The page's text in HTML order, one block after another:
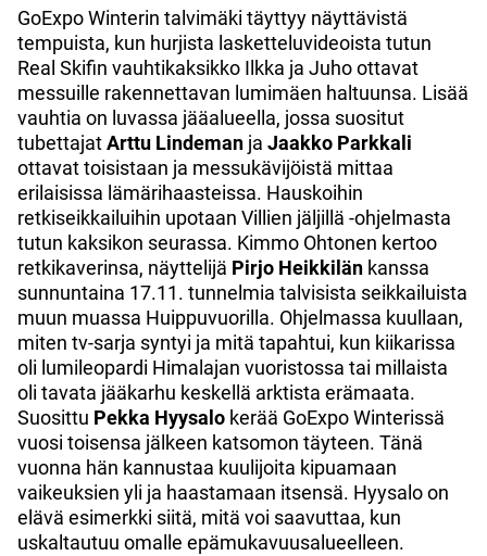
GoExpo Winterin talvimäki täyttyy näyttävistä
tempuista, kun hurjista lasketteluvideoista tutun
Real Skifin vauhtikaksikko Ilkka ja Juho ottavat
messuille rakennettavan lumimäen haltuunsa. Lisää
vauhtia on luvassa jääalueella, jossa suositut
tubettajatArttu Lindeman ja Jaakko Parkkali
ottavat toisistaan ja messukävijöistä mittaa
erilaisissa lämärihaasteissa. Hauskoihin
retkiseikkailuihin upotaan Villien jäljillä -ohjelmasta
tutun kaksikon seurassa. Kimmo Ohtonen kertoo
retkikaverinsa, näyttelijä Pirjo Heikkilän kanssa
sunnuntaina 17.11. tunnelmia talvisista seikkailuista
muun muassa Huippuvuorilla. Ohjelmassa kuullaan,
miten tv-sarja syntyi ja mitä tapahtui, kun kiikarissa
oli lumileopardi Himalajan vuoristossa tai millaista
oli tavata jääkarhu keskellä arktista erämaata.
Suosittu Pekka Hyysalo kerää GoExpo Winterissä
vuosi toisensa jälkeen katsomon täyteen. Tänä
vuonna hän kannustaa kuulijoita kipuamaan
vaikeuksien yli ja haastamaan itsensä. Hyysalo on
elävä esimerkki siitä, mitä voi saavuttaa, kun
uskaltautuu omalle epämukavuusalueelleen.